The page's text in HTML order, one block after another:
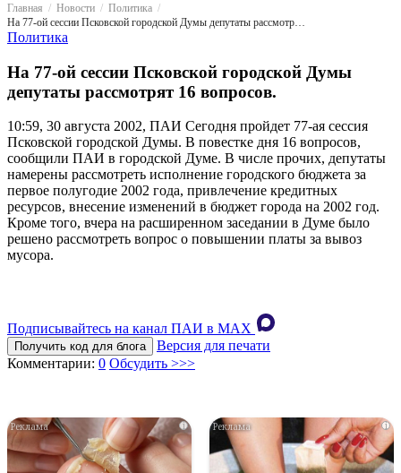
Главная Новости
Политика
На 77-ой сессии Псковской городской Думы депутаты рассмотрят 16 вопросов.
Политика
На 77-ой сессии Псковской городской Думы
депутаты рассмотрят 16 вопросов.
10:59, 30 августа 2002, ПАИ Сегодня пройдет 77-ая сессия
Псковской городской Думы. В повестке дня 16 вопросов,
сообщили ПАИ в городской Думе. В числе прочих, депутаты
намерены рассмотреть исполнение городского бюджета за
первое полугодие 2002 года, привлечение кредитных
ресурсов, внесение изменений в бюджет города на 2002 год.
Кроме того, вчера на расширенном заседании в Думе было
решено рассмотреть вопрос о повышении платы за вывоз
мусора.
Подписывайтесь на канал ПАИ в MAХ
Получить код для блога
Версия для печати
Комментарии: 0 Обсудить >>>
i i